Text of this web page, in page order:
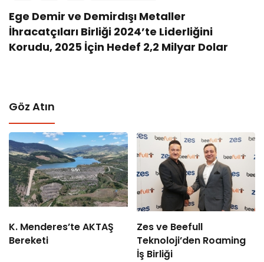
Ege Demir ve Demirdışı Metaller
İhracatçıları Birliği 2024’te Liderliğini
Korudu, 2025 İçin Hedef 2,2 Milyar Dolar
Göz Atın
K. Menderes’te AKTAŞ
Bereketi
Zes ve Beefull
Teknoloji’den Roaming
İş Birliği